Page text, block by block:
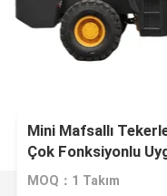
Mini Mafsallı
Çok Fonksiyonlu
MOQ：1 Takım